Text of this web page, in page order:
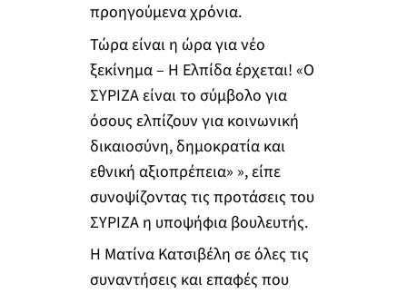
προηγούμενα χρόνια.
Τώρα είναι η ώρα για νέο
ξεκίνημα – H Ελπίδα έρχεται! «Ο
ΣΥΡΙΖΑ είναι το σύμβολο για
όσους ελπίζουν για κοινωνική
δικαιοσύνη, δημοκρατία και
εθνική αξιοπρέπεια» », είπε
συνοψίζοντας τις προτάσεις του
ΣΥΡΙΖΑ η υποψήφια βουλευτής.
Η Ματίνα Κατσιβέλη σε όλες τις
συναντήσεις και επαφές που